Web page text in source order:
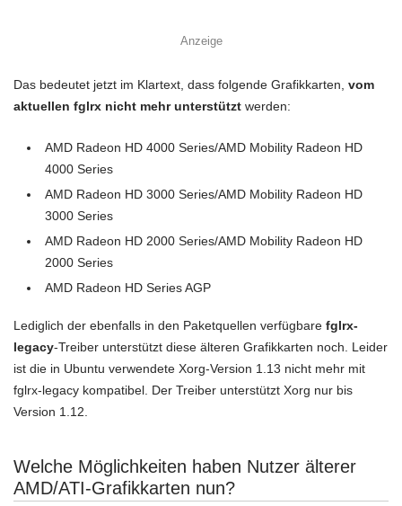
Anzeige
Das bedeutet jetzt im Klartext, dass folgende Grafikkarten, vom
aktuellen fglrx nicht mehr unterstützt werden:
AMD Radeon HD 4000 Series/AMD Mobility Radeon HD
4000 Series
AMD Radeon HD 3000 Series/AMD Mobility Radeon HD
3000 Series
AMD Radeon HD 2000 Series/AMD Mobility Radeon HD
2000 Series
AMD Radeon HD Series AGP
Lediglich der ebenfalls in den Paketquellen verfügbare fglrx-
legacy-Treiber unterstützt diese älteren Grafikkarten noch. Leider
ist die in Ubuntu verwendete Xorg-Version 1.13 nicht mehr mit
fglrx-legacy kompatibel. Der Treiber unterstützt Xorg nur bis
Version 1.12.
Welche Möglichkeiten haben Nutzer älterer
AMD/ATI-Grafikkarten nun?